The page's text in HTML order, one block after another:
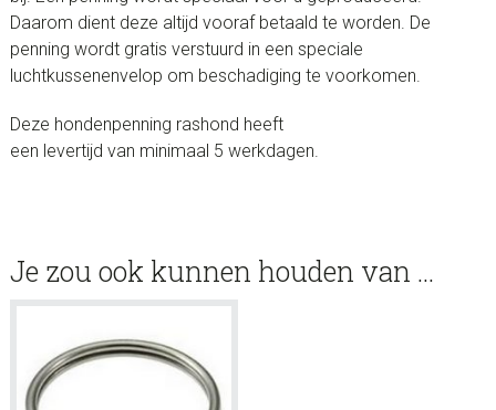
Daarom dient deze altijd vooraf betaald te worden. De
penning wordt gratis verstuurd in een speciale
luchtkussenenvelop om beschadiging te voorkomen.
Deze hondenpenning rashond heeft
een levertijd van minimaal 5 werkdagen.
Je zou ook kunnen houden van …